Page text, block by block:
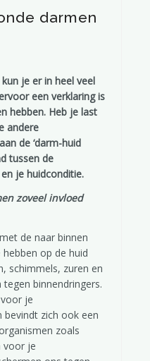
darmen
je er in heel veel
een verklaring is
hebben. Heb je last
andere
de ‘darm-huid
tussen de
je huidconditie.
zoveel invloed
de naar binnen
op de huid
schimmels, zuren en
binnendringers.
je
bevindt zich ook een
zoals
voor je